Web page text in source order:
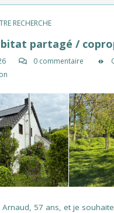
RECHERCHE
partagé /
0 commentaire
Arnaud, 57 ans, et je